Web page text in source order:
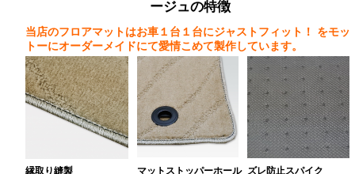
ージュの特徴
当店のフロアマットはお車１台１台にジャストフィット！
をモッ
トーにオーダーメイドにて愛情こめて製作しています。
縁取り縫製 マットストッパーホール ズレ防止スパイク